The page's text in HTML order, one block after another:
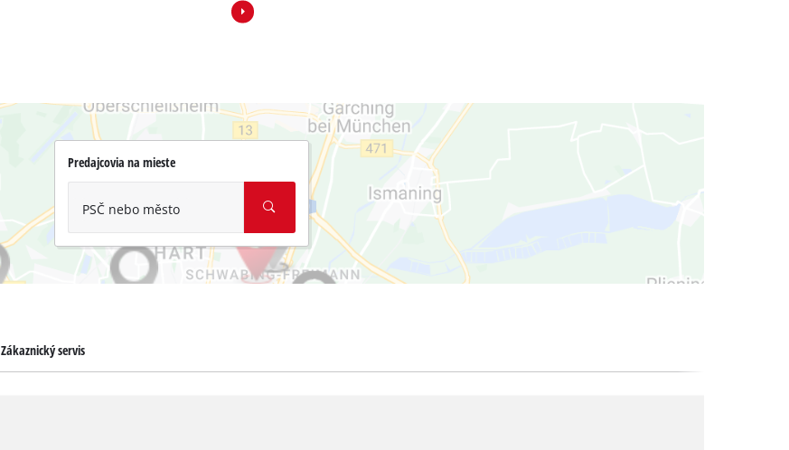
Predajcovia na mieste
PSČ nebo město
Zákaznický servis